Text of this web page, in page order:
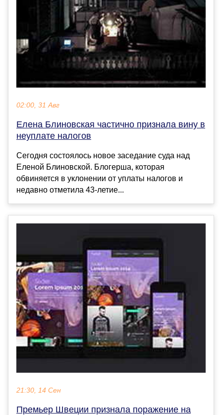
02:00, 31 Авг
Елена Блиновская частично признала вину в
неуплате налогов
Сегодня состоялось новое заседание суда над
Еленой Блиновской. Блогерша, которая
обвиняется в уклонении от уплаты налогов и
недавно отметила 43-летие...
21:30, 14 Сен
Премьер Швеции признала поражение на